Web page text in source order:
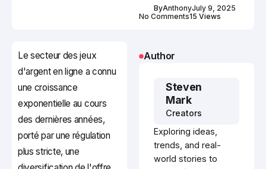
ByAnthonyJuly 9, 2025
No Comments15 Views
Le secteur des jeux
d'argent en ligne a connu
une croissance
exponentielle au cours
des dernières années,
porté par une régulation
plus stricte, une
Author
Steven
Mark
Creators
Exploring ideas,
trends, and real-
world stories to